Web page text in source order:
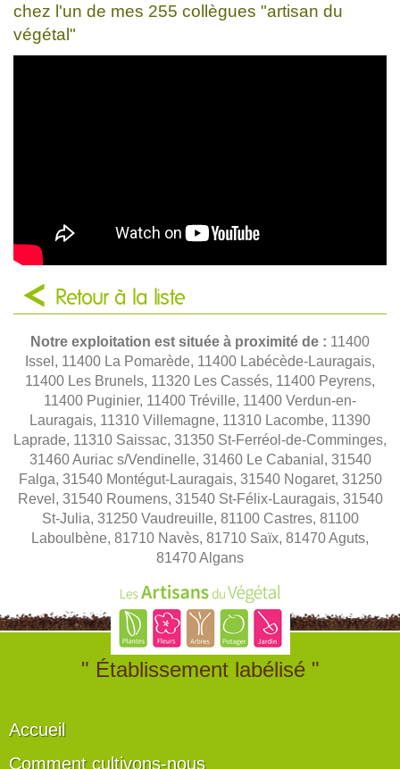
chez l'un de mes 255 collègues "artisan du
végétal"
Retour à la liste
Notre exploitation est située à proximité de : 11400
Issel, 11400 La Pomarède, 11400 Labécède-Lauragais,
11400 Les Brunels, 11320 Les Cassés, 11400 Peyrens,
11400 Puginier, 11400 Tréville, 11400 Verdun-en-
Lauragais, 11310 Villemagne, 11310 Lacombe, 11390
Laprade, 11310 Saissac, 31350 St-Ferréol-de-Comminges,
31460 Auriac s/Vendinelle, 31460 Le Cabanial, 31540
Falga, 31540 Montégut-Lauragais, 31540 Nogaret, 31250
Revel, 31540 Roumens, 31540 St-Félix-Lauragais, 31540
St-Julia, 31250 Vaudreuille, 81100 Castres, 81100
Laboulbène, 81710 Navès, 81710 Saïx, 81470 Aguts,
81470 Algans
" Établissement labélisé "
Accueil
Comment cultivons-nous